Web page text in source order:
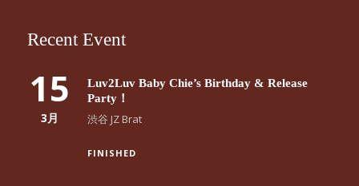
Recent Event
15
3月
Luv2Luv Baby Chie’s Birthday & Release
Party！
渋谷 JZ Brat
FINISHED